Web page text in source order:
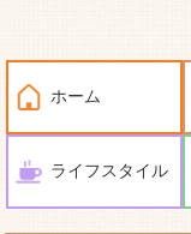
ホーム
ライフスタイル